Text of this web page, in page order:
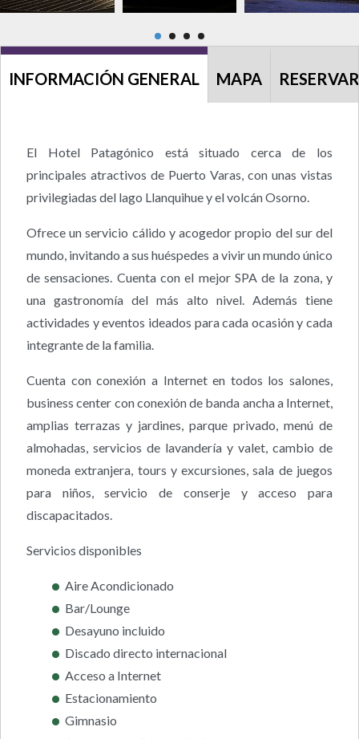
INFORMACIÓN GENERAL MAPA RESERVAR
El Hotel Patagónico está situado cerca de los
principales atractivos de Puerto Varas, con unas vistas
privilegiadas del lago Llanquihue y el volcán Osorno.
Ofrece un servicio cálido y acogedor propio del sur del
mundo, invitando a sus huéspedes a vivir un mundo único
de sensaciones. Cuenta con el mejor SPA de la zona, y
una gastronomía del más alto nivel. Además tiene
actividades y eventos ideados para cada ocasión y cada
integrante de la familia.
Cuenta con conexión a Internet en todos los salones,
business center con conexión de banda ancha a Internet,
amplias terrazas y jardines, parque privado, menú de
almohadas, servicios de lavandería y valet, cambio de
moneda extranjera, tours y excursiones, sala de juegos
para niños, servicio de conserje y acceso para
discapacitados.
Servicios disponibles
Aire Acondicionado
Bar/Lounge
Desayuno incluido
Discado directo internacional
Acceso a Internet
Estacionamiento
Gimnasio